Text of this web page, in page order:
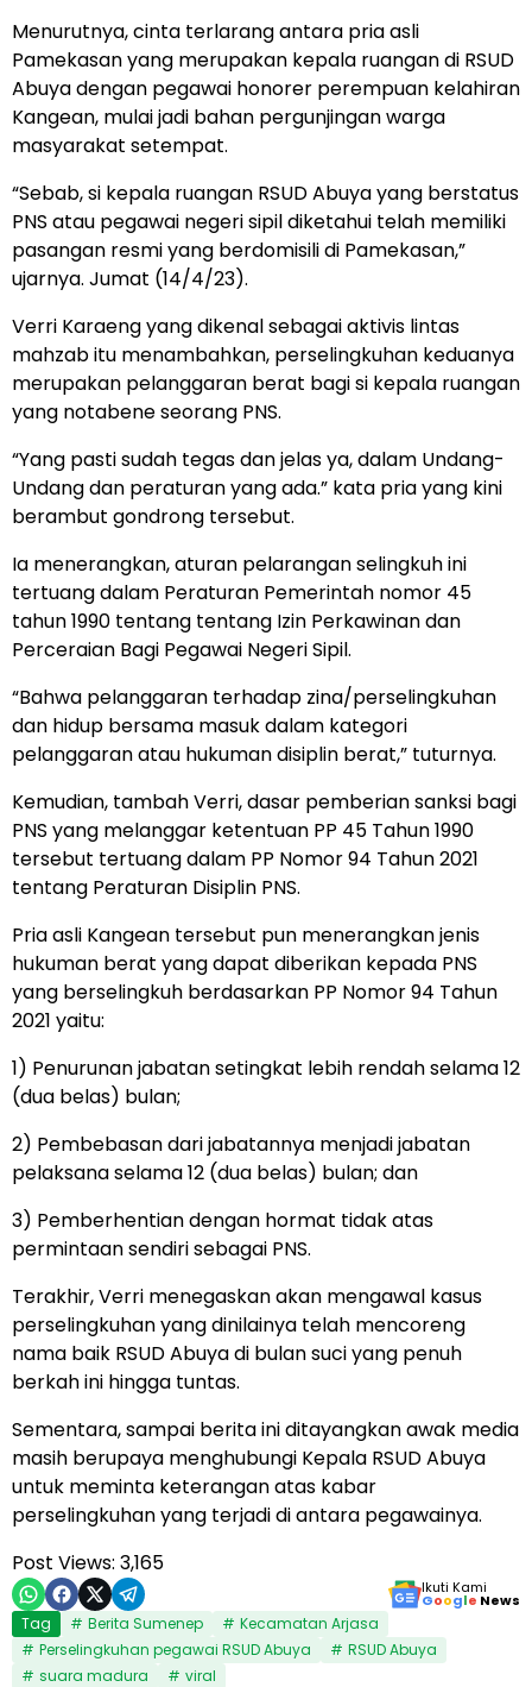
Menurutnya, cinta terlarang antara pria asli
Pamekasan yang merupakan kepala ruangan di RSUD
Abuya dengan pegawai honorer perempuan kelahiran
Kangean, mulai jadi bahan pergunjingan warga
masyarakat setempat.
“Sebab, si kepala ruangan RSUD Abuya yang berstatus
PNS atau pegawai negeri sipil diketahui telah memiliki
pasangan resmi yang berdomisili di Pamekasan,”
ujarnya. Jumat (14/4/23).
Verri Karaeng yang dikenal sebagai aktivis lintas
mahzab itu menambahkan, perselingkuhan keduanya
merupakan pelanggaran berat bagi si kepala ruangan
yang notabene seorang PNS.
“Yang pasti sudah tegas dan jelas ya, dalam Undang-
Undang dan peraturan yang ada.” kata pria yang kini
berambut gondrong tersebut.
Ia menerangkan, aturan pelarangan selingkuh ini
tertuang dalam Peraturan Pemerintah nomor 45
tahun 1990 tentang tentang Izin Perkawinan dan
Perceraian Bagi Pegawai Negeri Sipil.
“Bahwa pelanggaran terhadap zina/perselingkuhan
dan hidup bersama masuk dalam kategori
pelanggaran atau hukuman disiplin berat,” tuturnya.
Kemudian, tambah Verri, dasar pemberian sanksi bagi
PNS yang melanggar ketentuan PP 45 Tahun 1990
tersebut tertuang dalam PP Nomor 94 Tahun 2021
tentang Peraturan Disiplin PNS.
Pria asli Kangean tersebut pun menerangkan jenis
hukuman berat yang dapat diberikan kepada PNS
yang berselingkuh berdasarkan PP Nomor 94 Tahun
2021 yaitu:
1) Penurunan jabatan setingkat lebih rendah selama 12
(dua belas) bulan;
2) Pembebasan dari jabatannya menjadi jabatan
pelaksana selama 12 (dua belas) bulan; dan
3) Pemberhentian dengan hormat tidak atas
permintaan sendiri sebagai PNS.
Terakhir, Verri menegaskan akan mengawal kasus
perselingkuhan yang dinilainya telah mencoreng
nama baik RSUD Abuya di bulan suci yang penuh
berkah ini hingga tuntas.
Sementara, sampai berita ini ditayangkan awak media
masih berupaya menghubungi Kepala RSUD Abuya
untuk meminta keterangan atas kabar
perselingkuhan yang terjadi di antara pegawainya.
Post Views: 3,165
Ikuti Kami
Google News
Tag Berita Sumenep
Kecamatan Arjasa
Perselingkuhan pegawai RSUD Abuya
RSUD Abuya
suara madura
viral